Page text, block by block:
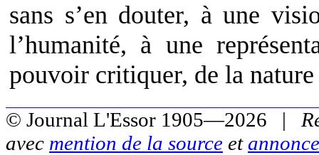
sans s’en douter, à une
l’humanité, à une
pouvoir critiquer, de la
© Journal L'Essor 1905—2026 |
avec mention de la source et